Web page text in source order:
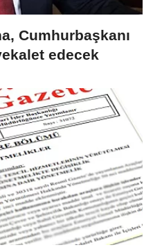
Cumhurbaşkanı
edecek